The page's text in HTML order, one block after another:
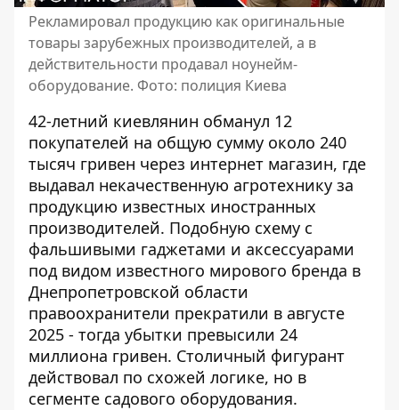
Рекламировал продукцию как оригинальные
товары зарубежных производителей, а в
действительности продавал ноунейм-
оборудование. Фото: полиция Киева
42-летний киевлянин обманул 12
покупателей на общую сумму около 240
тысяч гривен через интернет магазин, где
выдавал некачественную агротехнику за
продукцию известных иностранных
производителей. Подобную схему с
фальшивыми гаджетами и аксессуарами
под видом известного мирового бренда в
Днепропетровской области
правоохранители прекратили в августе
2025 - тогда убытки превысили 24
миллиона гривен. Столичный фигурант
действовал по схожей логике, но в
сегменте садового оборудования.